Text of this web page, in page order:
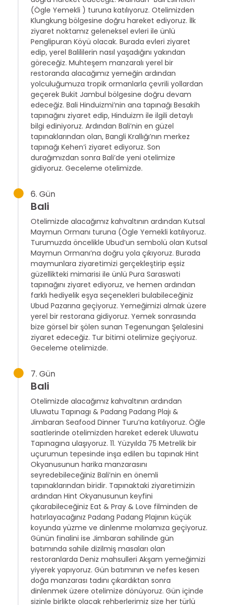
(Ögle Yemekli ) turuna katılıyoruz. Otelimizden
Klungkung bölgesine doğru hareket ediyoruz. İlk
ziyaret noktamız geleneksel evleri ile ünlü
Penglipuran Köyü olacak. Burada evleri ziyaret
edip, yerel Balililerin nasıl yaşadığını yakından
göreceğiz. Muhteşem manzaralı yerel bir
restoranda alacağımız yemeğin ardından
yolculuğumuza tropik ormanlarla çevrili yollardan
geçerek Bukit Jambul bölgesine doğru devam
edeceğiz. Bali Hinduizmi’nin ana tapınağı Besakih
tapınağını ziyaret edip, Hinduizm ile ilgili detaylı
bilgi ediniyoruz. Ardından Bali’nin en güzel
tapınaklarından olan, Bangli Krallığı’nın merkez
tapınağı Kehen’i ziyaret ediyoruz. Son
durağımızdan sonra Bali’de yeni otelimize
gidiyoruz. Geceleme otelimizde.
6. Gün
Bali
Otelimizde alacağımız kahvaltının ardından Kutsal
Maymun Ormanı turuna (Ögle Yemekli katılıyoruz.
Turumuzda öncelikle Ubud’un sembolü olan Kutsal
Maymun Ormanı’na doğru yola çıkıyoruz. Burada
maymunlara ziyaretimizi gerçekleştirip eşsiz
güzellikteki mimarisi ile ünlü Pura Saraswati
tapınağını ziyaret ediyoruz, ve hemen ardından
farklı hediyelik eşya seçenekleri bulabileceğiniz
Ubud Pazarına geçiyoruz. Yemeğimizi almak üzere
yerel bir restorana gidiyoruz. Yemek sonrasında
bize görsel bir şölen sunan Tegenungan Şelalesini
ziyaret edeceğiz. Tur bitimi otelimize geçiyoruz.
Geceleme otelimizde.
7. Gün
Bali
Otelimizde alacağımız kahvaltının ardından
Uluwatu Tapınagı & Padang Padang Plajı &
Jimbaran Seafood Dinner Turu’na katılıyoruz. Öğle
saatlerinde otelimizden hareket ederek Uluwatu
Tapınagına ulaşıyoruz. 11. Yüzyılda 75 Metrelik bir
uçurumun tepesinde inşa edilen bu tapınak Hint
Okyanusunun harika manzarasını
seyredebileceğiniz Bali’nin en önemli
tapınaklarından biridir. Tapınaktaki ziyaretimizin
ardından Hint Okyanusunun keyfini
çıkarabileceğiniz Eat & Pray & Love filminden de
hatırlayacağınız Padang Padang Plajının küçük
koyunda yüzme ve dinlenme molamıza geçiyoruz.
Günün finalini ise Jimbaran sahilinde gün
batımında sahile dizilmiş masaları olan
restoranlarda Deniz mahsulleri Akşam yemeğimizi
yiyerek yapıyoruz. Gün batımının ve nefes kesen
doğa manzarası tadını çıkardıktan sonra
dinlenmek üzere otelimize dönüyoruz. Gün içinde
sizinle birlikte olacak rehberlerimiz size her türlü